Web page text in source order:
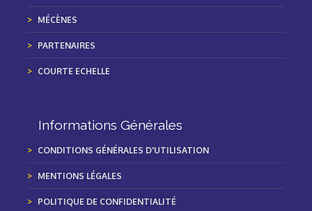
MÉCÈNES
PARTENAIRES
COURTE ECHELLE
Informations Générales
CONDITIONS GÉNÉRALES D'UTILISATION
MENTIONS LÉGALES
POLITIQUE DE CONFIDENTIALITÉ